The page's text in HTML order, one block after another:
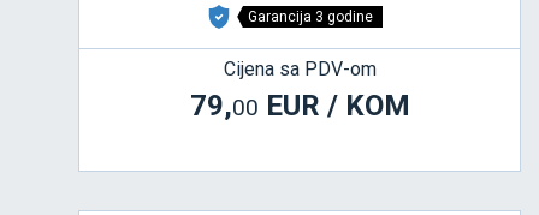
Garancija 3 godine
Cijena sa PDV-om
79,00 EUR / KOM